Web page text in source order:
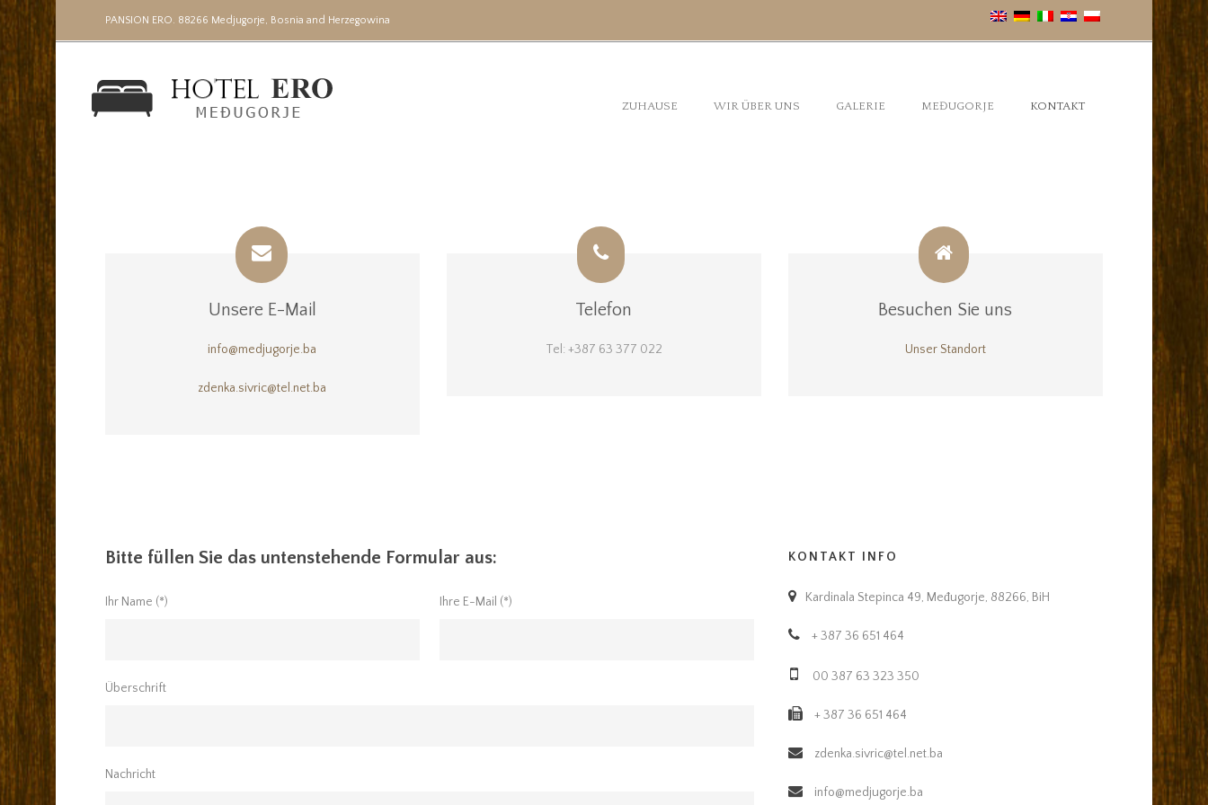
PANSION ERO. 88266 Medjugorje, Bosnia and Herzegowina
ZUHAUSE WIR ÜBER UNS GALERIE MEĐUGORJE KONTAKT
Unsere E-Mail
info@medjugorje.ba
zdenka.sivric@tel.net.ba
Telefon
Tel: +387 63 377 022
Besuchen Sie uns
Unser Standort
Bitte füllen Sie das untenstehende Formular aus:
Ihr Name (*) Ihre E-Mail (*)
Überschrift
Nachricht
KONTAKT INFO
Kardinala Stepinca 49, Međugorje, 88266, BiH
+ 387 36 651 464
00 387 63 323 350
+ 387 36 651 464
zdenka.sivric@tel.net.ba
info@medjugorje.ba